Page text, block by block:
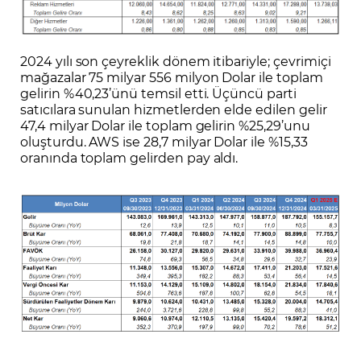
2024 yılı son çeyreklik dönem itibariyle; çevrimiçi
mağazalar 75 milyar 556 milyon Dolar ile toplam
gelirin %40,23’ünü temsil etti. Üçüncü parti
satıcılara sunulan hizmetlerden elde edilen gelir
47,4 milyar Dolar ile toplam gelirin %25,29’unu
oluşturdu. AWS ise 28,7 milyar Dolar ile %15,33
oranında toplam gelirden pay aldı.